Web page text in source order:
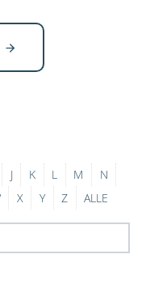
J K L M
N
X Y Z ALLE